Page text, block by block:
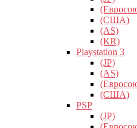
(США)
(AS)
(KR)
Playstation 3
(JP)
(AS)
(США)
PSP
(JP)